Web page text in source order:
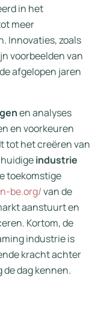
in het
meer
Innovaties, zoals
voorbeelden van
afgelopen jaren
en analyses
en voorkeuren
tot het creëren van
industrie
toekomstige
be.org/van de
aanstuurt en
Kortom, de
industrie is
kracht achter
de dag kennen.